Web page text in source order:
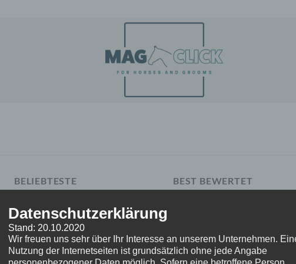
BELIEBTESTE
Magnetischer
Hufauskratzer Rot
€5,95 incl. MwSt.
zzgl.Versandkosten
BEST BEWERTET
€14,95incl. MwSt.
zzgl.Versandkosten
Datenschutzerklärung
Stand: 20.10.2020
Wir freuen uns sehr über Ihr Interesse an unserem Unternehmen.
Nutzung der Internetseiten ist grundsätzlich ohne jede Angabe